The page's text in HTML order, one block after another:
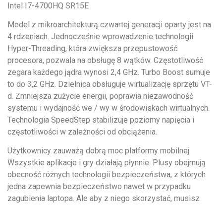
Intel I7-4700HQ SR15E
Model z mikroarchitekturą czwartej generacji oparty jest na
4 rdzeniach. Jednocześnie wprowadzenie technologii
Hyper-Threading, która zwiększa przepustowość
procesora, pozwala na obsługę 8 wątków. Częstotliwość
zegara każdego jądra wynosi 2,4 GHz. Turbo Boost sumuje
to do 3,2 GHz. Dzielnica obsługuje wirtualizację sprzętu VT-
d. Zmniejsza zużycie energii, poprawia niezawodność
systemu i wydajność we / wy w środowiskach wirtualnych.
Technologia SpeedStep stabilizuje poziomy napięcia i
częstotliwości w zależności od obciążenia.
Użytkownicy zauważą dobrą moc platformy mobilnej.
Wszystkie aplikacje i gry działają płynnie. Plusy obejmują
obecność różnych technologii bezpieczeństwa, z których
jedna zapewnia bezpieczeństwo nawet w przypadku
zagubienia laptopa. Ale aby z niego skorzystać, musisz